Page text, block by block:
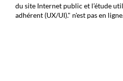
du site Internet public et l’étude
adhérent (UX/UI)." n'est pas en